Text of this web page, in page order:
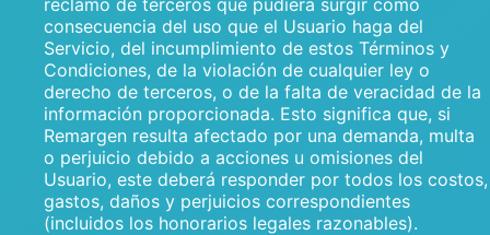
consecuencia del uso que el Usuario haga del
Servicio, del incumplimiento de estos Términos y
Condiciones, de la violación de cualquier ley o
derecho de terceros, o de la falta de veracidad de la
información proporcionada. Esto significa que, si
Remargen resulta afectado por una demanda, multa
o perjuicio debido a acciones u omisiones del
Usuario, este deberá responder por todos los costos,
gastos, daños y perjuicios correspondientes
(incluidos los honorarios legales razonables).